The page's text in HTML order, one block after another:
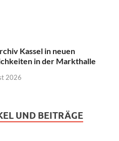
Kassel in neuen
in der Markthalle
2026
UND BEITRÄGE